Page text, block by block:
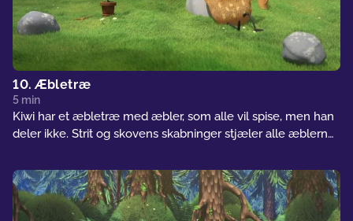
10. Æbletræ
5 min
Kiwi har et æbletræ med æbler, som alle vil spise, men han
deler ikke. Strit og skovens skabninger stjæler alle æblerne,
situationen.